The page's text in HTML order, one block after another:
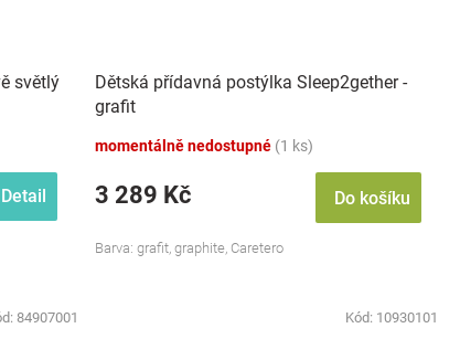
světlý
Detail
84907001
Dětská přídavná postýlka Sleep2gether -
grafit
momentálně nedostupné (1 ks)
3 289 Kč Do košíku
Barva: grafit, graphite, Caretero
Kód: 10930101